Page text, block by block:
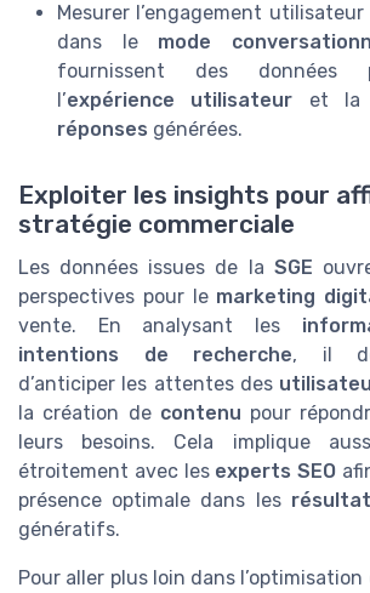
Mesurer l’engagement
dans le mode
fournissent des données
l’expérience utilisateur et la
réponses générées.
Exploiter les insights pour
stratégie commerciale
Les données issues de la SGE
perspectives pour le marketing
vente. En analysant les
intentions de recherche, il
d’anticiper les attentes des
la création de contenu pour
leurs besoins. Cela implique
étroitement avec les experts SEO
présence optimale dans les
génératifs.
Pour aller plus loin dans